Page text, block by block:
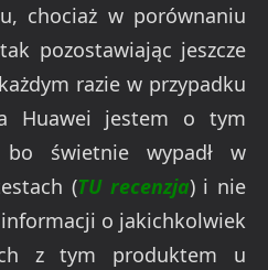
chociaż w porównaniu
pozostawiając jeszcze
razie w przypadku
Huawei jestem o tym
bo świetnie wypadł w
(TU recenzja) i nie
o jakichkolwiek
z tym produktem u